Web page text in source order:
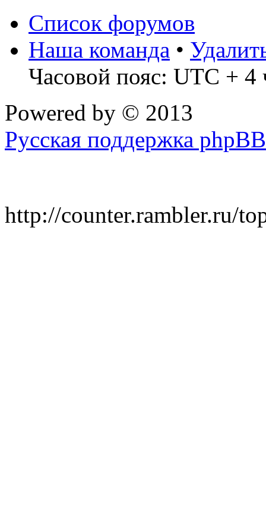
Список форумов
Наша команда •
Часовой пояс: UTC + 4
Powered by © 2013
Русская поддержка phpBB
http://counter.rambler.ru/